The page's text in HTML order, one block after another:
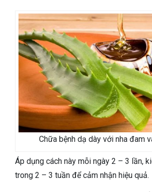
Chữa bệnh dạ dày với nha đam
Áp dụng cách này mỗi ngày 2 – 3 lần,
trong 2 – 3 tuần để cảm nhận hiệu quả.